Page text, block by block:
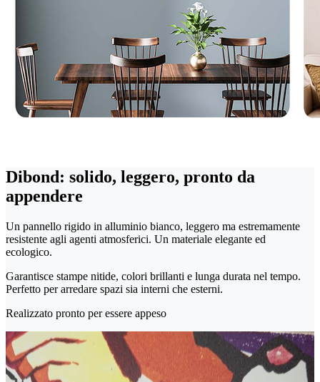
Dibond: solido, leggero, pronto da
appendere
Un pannello rigido in alluminio bianco, leggero ma estremamente
resistente agli agenti atmosferici. Un materiale elegante ed
ecologico.
Garantisce stampe nitide, colori brillanti e lunga durata nel tempo.
Perfetto per arredare spazi sia interni che esterni.
Realizzato pronto per essere appeso